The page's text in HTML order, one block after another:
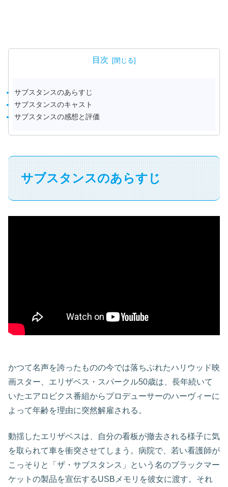
目次
サブスタンスのあらすじ
サブスタンスのキャスト
サブスタンスの感想と評価
サブスタンスのあらすじ
かつて名声を誇ったものの今では落ちぶれたハリウッド映
画スター、エリザベス・スパークル50歳は、長年続いて
いたエアロビクス番組からプロデューサーのハーヴィーに
よって年齢を理由に突然解雇される。
動揺したエリザベスは、自分の看板が撤去される様子に気
を取られて車を衝突させてしまう。病院で、若い看護師が
こっそりと「ザ・サブスタンス」という名のブラックマー
ケットの製品を宣伝するUSBメモリを彼女に渡す。それ